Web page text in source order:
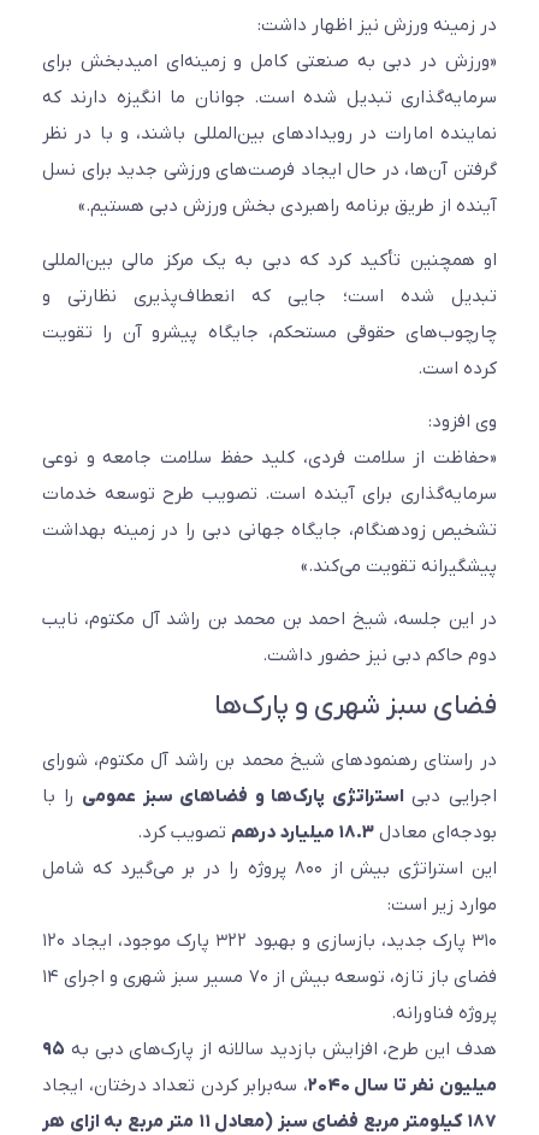
در زمینه ورزش نیز اظهار داشت:
«ورزش در دبی به صنعتی کامل و زمینه‌ای امیدبخش برای
سرمایه‌گذاری تبدیل شده است. جوانان ما انگیزه دارند که
نماینده امارات در رویدادهای بین‌المللی باشند، و با در نظر
گرفتن آن‌ها، در حال ایجاد فرصت‌های ورزشی جدید برای نسل
آینده از طریق برنامه راهبردی بخش ورزش دبی هستیم.»
او همچنین تأکید کرد که دبی به یک مرکز مالی بین‌المللی
تبدیل شده است؛ جایی که انعطاف‌پذیری نظارتی و
چارچوب‌های حقوقی مستحکم، جایگاه پیشرو آن را تقویت
کرده است.
وی افزود:
«حفاظت از سلامت فردی، کلید حفظ سلامت جامعه و نوعی
سرمایه‌گذاری برای آینده است. تصویب طرح توسعه خدمات
تشخیص زودهنگام، جایگاه جهانی دبی را در زمینه بهداشت
پیشگیرانه تقویت می‌کند.»
در این جلسه، شیخ احمد بن محمد بن راشد آل مکتوم، نایب
دوم حاکم دبی نیز حضور داشت.
فضای سبز شهری و پارک‌ها
در راستای رهنمودهای شیخ محمد بن راشد آل مکتوم، شورای
اجرایی دبیاستراتژی پارک‌ها و فضاهای سبز عمومیرا با
بودجه‌ای معادل۱۸.۳ میلیارد درهم
تصویب کرد.
این استراتژی بیش از ۸۰۰ پروژه را در بر می‌گیرد که شامل
موارد زیر است:
۳۱۰ پارک جدید، بازسازی و بهبود ۳۲۲ پارک موجود، ایجاد ۱۲۰
فضای باز تازه، توسعه بیش از ۷۰ مسیر سبز شهری و اجرای ۱۴
پروژه فناورانه.
هدف این طرح، افزایش بازدید سالانه از پارک‌های دبی به ۹۵
میلیون نفر تا سال ۲۰۴۰
، سه‌برابر کردن تعداد درختان، ایجاد
۱۸۷ کیلومتر مربع فضای سبز (معادل ۱۱ متر مربع به ازای هر